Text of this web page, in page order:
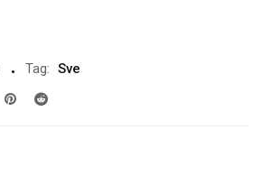
Tag: Sve